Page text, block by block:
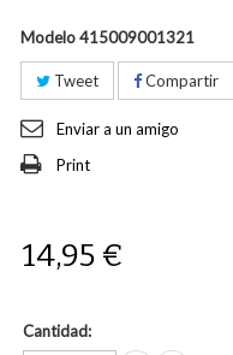
Modelo415009001321
Tweet Compartir
Enviar a un amigo
Print
14,95 €
Cantidad: